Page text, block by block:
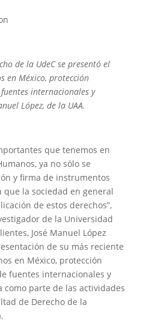
de la UdeC se presentó el
en México, protección
internacionales y
López, de la UAA.
que tenemos en
ya no sólo se
y firma de instrumentos
la sociedad en general
de estos derechos”,
de la Universidad
José Manuel López
de su más reciente
en México, protección
fuentes internacionales y
como parte de las actividades
de Derecho de la